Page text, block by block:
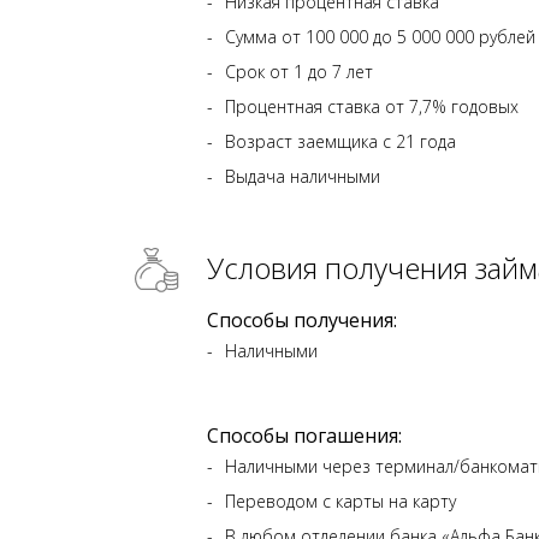
Сумма от 100 000 до 5 000 000 рублей
Срок от 1 до 7 лет
Процентная ставка от 7,7% годовых
Возраст заемщика с 21 года
Выдача наличными
Условия получения
Способы получения:
Наличными
Способы погашения:
Наличными через терминал/
Переводом с карты на карту